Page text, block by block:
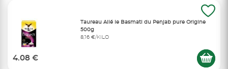
Taureau Ailé le Basmati du Penjab pure Origine
500g
8,16 €/KILO
4.08 €